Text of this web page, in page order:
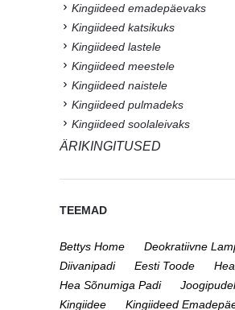
Kingiideed emadepäevaks
Kingiideed katsikuks
Kingiideed lastele
Kingiideed meestele
Kingiideed naistele
Kingiideed pulmadeks
Kingiideed soolaleivaks
ÄRIKINGITUSED
TEEMAD
Bettys Home
Deokratiivne
Diivanipadi
Eesti Toode
Hea Sõnumiga Padi
Joogipudel
Kingiidee
Kingiideed